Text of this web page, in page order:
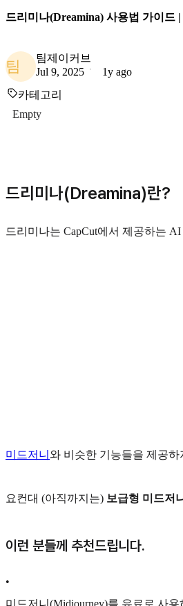
드리미나(Dreamina) 사용법 가이드
팀
팀제이커브
Jul 9, 2025
1y ago
카테고리
Empty
드리미나(Dreamina)란?
드리미나는 CapCut에서 제공하는
미드저니 와 비슷한 기능들을 제공
요컨대 (아직까지는) 보급형 미드저니
이런 분들께 추천드립니다.
•